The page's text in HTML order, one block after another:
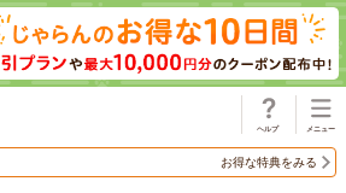
お得な特典をみる